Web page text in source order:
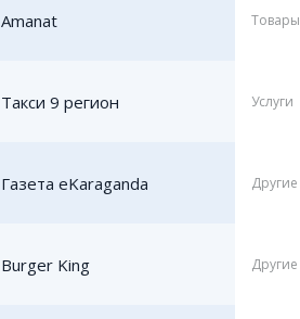
Amanat Товары
Такси 9 регион Услуги
Газета eKaraganda Другие
Burger King Другие